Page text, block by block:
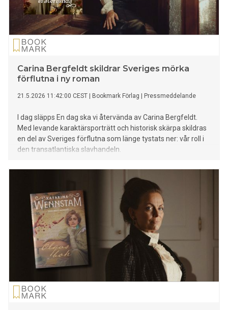
Carina Bergfeldt skildrar Sveriges mörka
förflutna i ny roman
21.5.2026 11:42:00 CEST Bookmark Förlag Pressmeddelande
I dag släpps En dag ska vi återvända av Carina Bergfeldt.
Med levande karaktärsporträtt och historisk skärpa skildras
en del av Sveriges förflutna som länge tystats ner: vår roll i
den transatlantiska slavhandeln.